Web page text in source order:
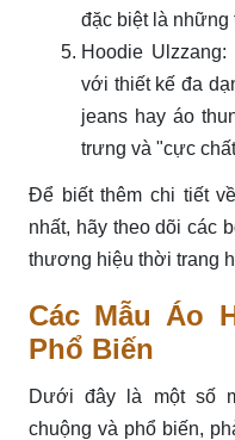
đặc biệt là những
Hoodie
với thiết kế đa
jeans hay áo
trưng và "cực
Để biết thêm chi tiết
nhất, hãy theo dõi các
thương hiệu thời trang
Các Mẫu Áo
Phổ Biến
Dưới đây là một số
chuộng và phổ biến,